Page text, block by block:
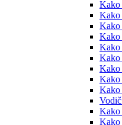
Kako
Kako
Kako
Kako
Kako
Kako
Kako
Kako
Kako
Kako
Kako